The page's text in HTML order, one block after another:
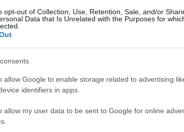
opt-out of Collection, Use, Retention, Sale, and/or
Data that Is Unrelated with the Purposes for
allow Google to enable storage related to advertising
identifiers in apps.
allow my user data to be sent to Google for online
perfetta per ogni occasione,
a coste
autunno-inverno, icorduroy pantshanno
e il loro stile unico. Marchi prestigiosi
in velluto, caratterizzati da tonalità
azzurro adornato con collier di perle